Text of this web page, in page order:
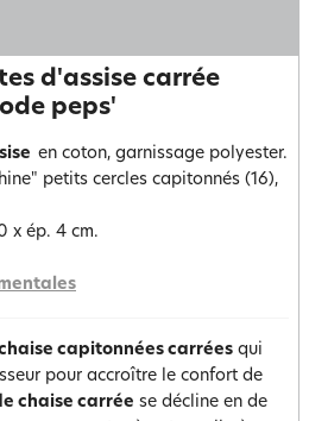
d'assise carrée
peps'
en coton, garnissage polyester.
petits cercles capitonnés (16),
x ép. 4 cm.
capitonnées carrées qui
pour accroître le confort de
chaise carrée se décline en de